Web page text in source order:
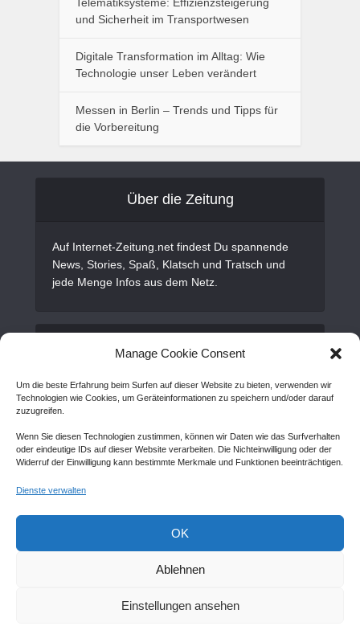
Manage Cookie Consent
Um die beste Erfahrung beim Surfen auf dieser Website zu bieten, verwenden wir
Technologien wie Cookies, um Geräteinformationen zu speichern und/oder darauf
zuzugreifen.
Wenn Sie diesen Technologien zustimmen, können wir Daten wie das Surfverhalten
oder eindeutige IDs auf dieser Website verarbeiten. Die Nichteinwilligung oder der
Widerruf der Einwilligung kann bestimmte Merkmale und Funktionen beeinträchtigen.
Dienste verwalten
OK
Ablehnen
Einstellungen ansehen
und Sicherheit im Transportwesen
Digitale Transformation im Alltag: Wie
Technologie unser Leben verändert
Messen in Berlin – Trends und Tipps für
die Vorbereitung
Über die Zeitung
Auf Internet-Zeitung.net findest Du spannende
News, Stories, Spaß, Klatsch und Tratsch und
jede Menge Infos aus dem Netz.
Alles Wichtige
Gastartikel
AGB
Sitemap
Awantego.com